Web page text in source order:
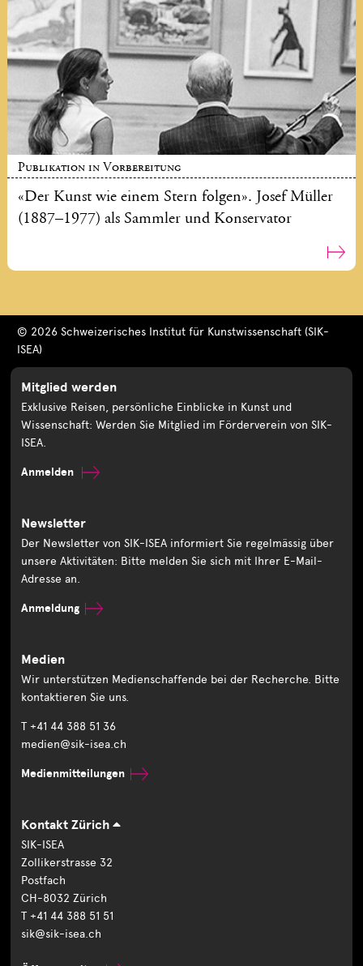
Publikation in Vorbereitung
«Der Kunst wie einem Stern folgen». Josef Müller
(1887–1977) als Sammler und Konservator
© 2026 Schweizerisches Institut für Kunstwissenschaft (SIK-
ISEA)
Mitglied werden
Exklusive Reisen, persönliche Einblicke in Kunst und
Wissenschaft: Werden Sie Mitglied im Förderverein von SIK-
ISEA.
Anmelden
Newsletter
Der Newsletter von SIK-ISEA informiert Sie regelmässig über
unsere Aktivitäten: Bitte melden Sie sich mit Ihrer E-Mail-
Adresse an.
Anmeldung
Medien
Wir unterstützen Medienschaffende bei der Recherche. Bitte
kontaktieren Sie uns.
T +41 44 388 51 36
medien@sik-isea.ch
Medienmitteilungen
Kontakt Zürich
SIK-ISEA
Zollikerstrasse 32
Postfach
CH-8032 Zürich
T +41 44 388 51 51
sik@sik-isea.ch